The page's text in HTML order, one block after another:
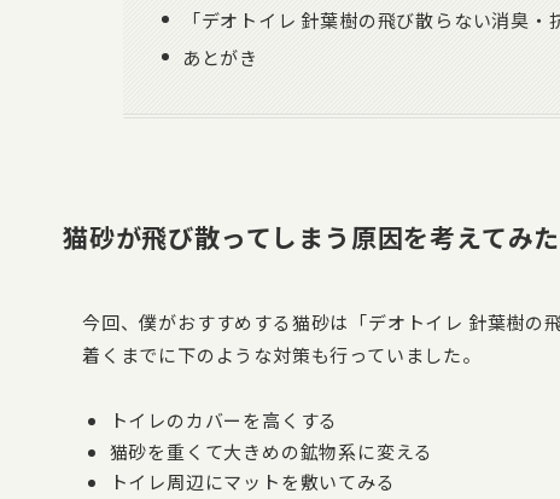
「デオトイレ 針葉樹の飛び散らない消臭
あとがき
猫砂が飛び散ってしまう原因を考えてみた
今回、僕がおすすめする猫砂は「デオトイレ 針葉樹
着くまでに下のような対策も行っていました。
トイレのカバーを高くする
猫砂を重くて大きめの鉱物系に変える
トイレ周辺にマットを敷いてみる